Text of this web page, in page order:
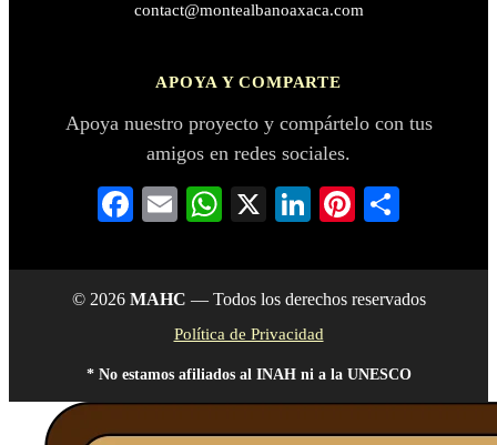
contact@montealbanoaxaca.com
APOYA Y COMPARTE
Apoya nuestro proyecto y compártelo con tus
amigos en redes sociales.
Facebook
EmailWhatsApp
X LinkedIn
Pinterest
© 2026 MAHC — Todos los derechos reservados
Política de Privacidad
* No estamos afiliados al INAH ni a la UNESCO